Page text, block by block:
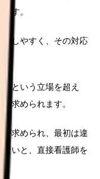
す。
しやすく、その対応
という立場を超え
求められます。
が求められ、最初は違
いと、直接看護師を